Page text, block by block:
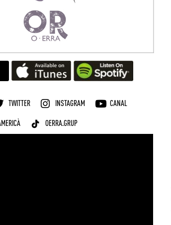
TWITTER INSTAGRAM CANAL
OERRA.GRUP